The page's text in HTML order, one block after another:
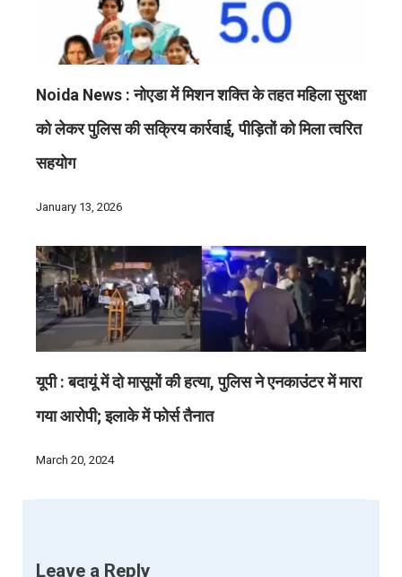
Noida News : नोएडा में मिशन शक्ति के तहत महिला सुरक्षा
को लेकर पुलिस की सक्रिय कार्रवाई, पीड़ितों को मिला त्वरित
सहयोग
January 13, 2026
यूपी : बदायूं में दो मासूमों की हत्या, पुलिस ने एनकाउंटर में मारा
गया आरोपी; इलाके में फोर्स तैनात
March 20, 2024
Leave a Reply